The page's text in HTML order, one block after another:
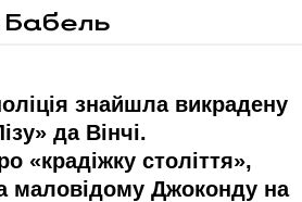
знайшла викрадену
да Вінчі.
«крадіжку століття»,
маловідому Джоконду на